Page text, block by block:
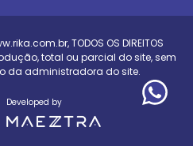
, TODOS OS DIREITOS
total ou parcial do site, sem
da administradora do site.
Developed by